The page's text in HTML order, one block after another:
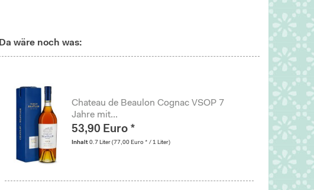
Da wäre noch was:
Chateau de Beaulon Cognac VSOP 7
Jahre mit...
53,90 Euro *
Inhalt 0.7 Liter (77,00 Euro * / 1 Liter)